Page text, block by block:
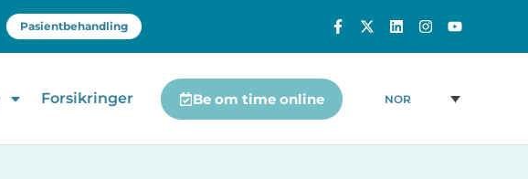
Pasientbehandling
Forsikringer Be om time online NOR